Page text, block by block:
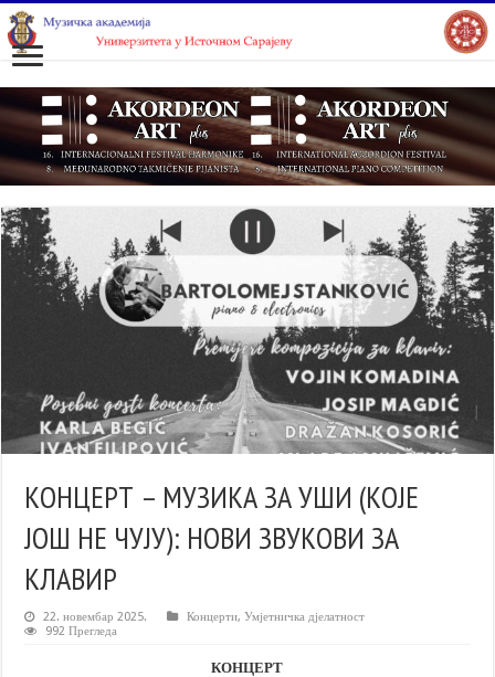
КОНЦЕРТ – МУЗИКА ЗА УШИ (КОЈЕ
ЈОШ НЕ ЧУЈУ): НОВИ ЗВУКОВИ ЗА
КЛАВИР
22. новембар 2025. Концерти,Умјетничка дјелатност
992 Прегледа
КОНЦЕРТ